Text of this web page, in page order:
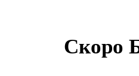
Скоро